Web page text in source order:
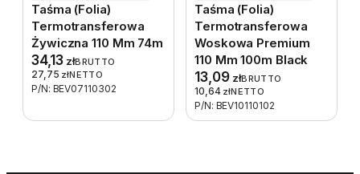
Taśma (folia)
Termotransferowa
Żywiczna 110 Mm 74m
34,13 złBRUTTO
27,75 złNETTO
P/N: BEV07110302
Taśma (folia)
Termotransferowa
Woskowa Premium
110 Mm 100m Black
13,09 złBRUTTO
10,64 złNETTO
P/N: BEV10110102